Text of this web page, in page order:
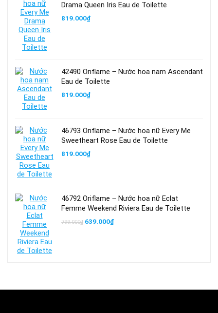
Drama Queen Iris Eau de Toilette
819.000₫
42490 Oriflame – Nước hoa nam Ascendant
Eau de Toilette
819.000₫
46793 Oriflame – Nước hoa nữ Every Me
Sweetheart Rose Eau de Toilette
819.000₫
46792 Oriflame – Nước hoa nữ Eclat
Femme Weekend Riviera Eau de Toilette
799.000₫ Giá
639.000₫Giá